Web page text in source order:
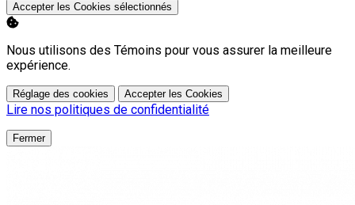
Accepter les Cookies sélectionnés
Nous utilisons des Témoins pour vous assurer la meilleure
expérience.
Réglage des cookies Accepter les Cookies
Lire nos politiques de confidentialité
Fermer